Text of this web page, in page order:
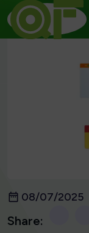
08/07/2025
Share: